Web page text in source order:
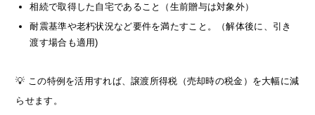
相続で取得した自宅であること（生前贈与は対象外）
耐震基準や老朽状況など要件を満たすこと。（解体後に、引き
渡す場合も適用)
💡 この特例を活用すれば、譲渡所得税（売却時の税金）を大幅に減
らせます。